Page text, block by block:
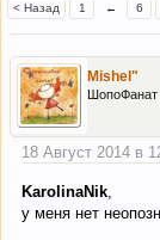
< Назад 1 ← 6
Mishel"
ШопоФанат
18 Август 2014 в
KarolinaNik
у меня нет